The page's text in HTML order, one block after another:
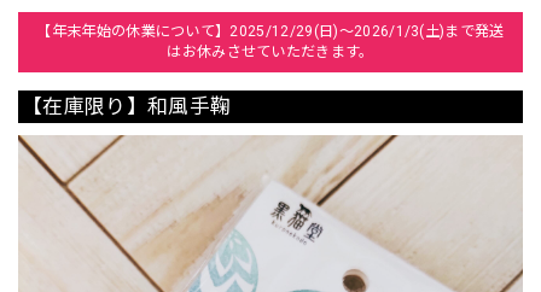
【年末年始の休業について】2025/12/29(日)～2026/1/3(土)まで発送
はお休みさせていただきます。
【在庫限り】和風手鞠